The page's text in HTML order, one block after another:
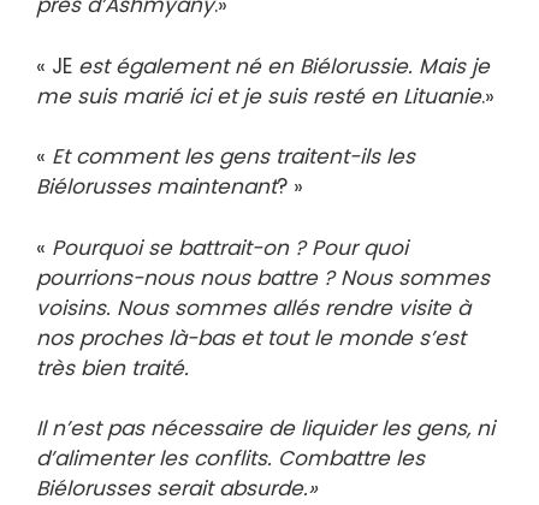
« JE est également né en Biélorussie. Mais je
me suis marié ici et je suis resté en Lituanie.»
« Et comment les gens traitent-ils les
Biélorusses maintenant? »
« Pourquoi se battrait-on ? Pour quoi
pourrions-nous nous battre ? Nous sommes
voisins. Nous sommes allés rendre visite à
nos proches là-bas et tout le monde s’est
très bien traité.
Il n’est pas nécessaire de liquider les gens, ni
d’alimenter les conflits. Combattre les
Biélorusses serait absurde.»